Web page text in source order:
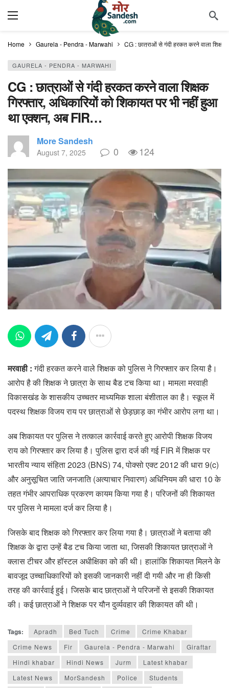
Home Gaurela - Pendra - Marwahi CG : छात्राओं से गंदी हरकत करने वाला
GAURELA - PENDRA - MARWAHI
CG : छात्राओं से गंदी हरकत करने वाला शिक्षक
गिरफ्तार, अधिकारियों को शिकायत पर भी नहीं हुआ
था एक्शन, अब FIR…
More Sandesh
August 7, 2025 0 124
मरवाही :गंदी हरकत करने वाले शिक्षक को पुलिस ने गिरफ्तार कर लिया है।
आरोप है की शिक्षक ने छात्रा के साथ बैड टच किया था। मामला मरवाही
विकासखंड के शासकीय उच्चतर माध्यमिक शाला बंशीताल का है। स्कूल में
पदस्थ शिक्षक विजय राय पर छात्राओं से छेड़छाड़ का गंभीर आरोप लगा था।
अब शिकायत पर पुलिस ने तत्काल कार्रवाई करते हुए आरोपी शिक्षक विजय
राय को गिरफ्तार कर लिया है। पुलिस द्वारा दर्ज की गई FIR में शिक्षक पर
भारतीय न्याय संहिता 2023 (BNS) 74, पोक्सो एक्ट 2012 की धारा 9(c)
और अनुसूचित जाति जनजाति (अत्याचार निवारण) अधिनियम की धारा 10 के
तहत गंभीर आपराधिक प्रकरण कायम किया गया है। परिजनों की शिकायत
पर पुलिस ने मामला दर्ज कर लिया है।
जिसके बाद शिक्षक को गिरफ्तार कर लिया गया है। छात्राओं ने बताया की
शिक्षक के द्वारा उन्हें बैड टच किया जाता था, जिसकी शिकायत छात्राओं ने
क्लास टीचर और हॉस्टल अधीक्षिका को की थी। हालांकि शिकायत मिलने के
बावजूद उच्चाधिकारियों को इसकी जानकारी नहीं दी गयी और ना ही किसी
तरह की कार्रवाई हुई। जिसके बाद छात्राओं ने परिजनों से इसकी शिकायत
की। कई छात्राओं ने शिक्षक पर यौन दुर्व्यवहार की शिकायत की थी।
Tags: Apradh Bed Tuch Crime
Crime Khabar
Crime News
Fir Gaurela - Pendra - Marwahi
Giraftar
Hindi khabar
Hindi News Jurm
Latest khabar
Latest News
MorSandesh Police
Students